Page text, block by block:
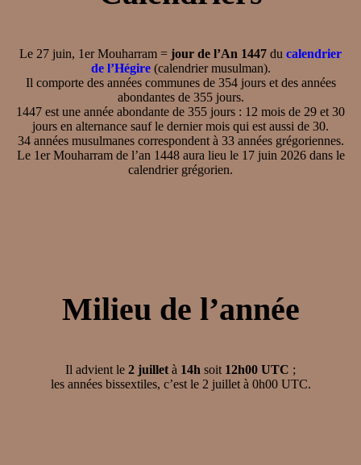
Le 27 juin, 1er Mouharram = jour de l’An 1447 du calendrier
de l’Hégire(calendrier musulman).
Il comporte des années communes de 354 jours et des années
abondantes de 355 jours.
1447 est une année abondante de 355 jours : 12 mois de 29 et 30
jours en alternance sauf le dernier mois qui est aussi de 30.
34 années musulmanes correspondent à 33 années grégoriennes.
Le 1er Mouharram de l’an 1448 aura lieu le 17 juin 2026 dans le
calendrier grégorien.
Milieu de l’année
Il advient le 2 juillet à 14h soit 12h00 UTC ;
les années bissextiles, c’est le 2 juillet à 0h00 UTC.